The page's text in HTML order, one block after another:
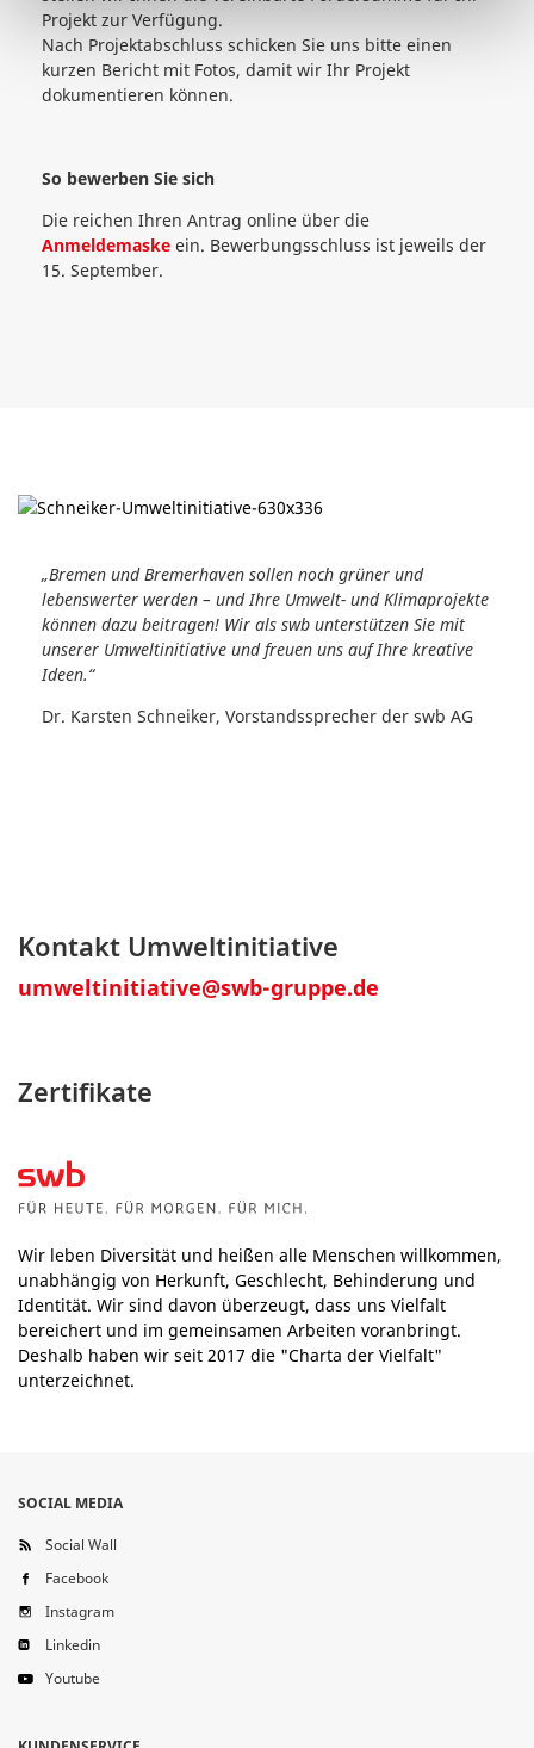
Projekt zur Verfügung.
Nach Projektabschluss schicken Sie uns bitte einen
kurzen Bericht mit Fotos, damit wir Ihr Projekt
dokumentieren können.
So bewerben Sie sich
Die reichen Ihren Antrag online über die
Anmeldemaske ein. Bewerbungsschluss ist jeweils der
15. September.
„Bremen und Bremerhaven sollen noch grüner und
lebenswerter werden – und Ihre Umwelt- und Klimaprojekte
können dazu beitragen! Wir als swb unterstützen Sie mit
unserer Umweltinitiative und freuen uns auf Ihre kreative
Ideen.“
Dr. Karsten Schneiker, Vorstandssprecher der swb AG
Kontakt Umweltinitiative
umweltinitiative@swb-gruppe.de
Zertifikate
Wir leben Diversität und heißen alle Menschen willkommen,
unabhängig von Herkunft, Geschlecht, Behinderung und
Identität. Wir sind davon überzeugt, dass uns Vielfalt
bereichert und im gemeinsamen Arbeiten voranbringt.
Deshalb haben wir seit 2017 die "Charta der Vielfalt"
unterzeichnet.
SOCIAL MEDIA
Social Wall
Facebook
Instagram
Linkedin
Youtube